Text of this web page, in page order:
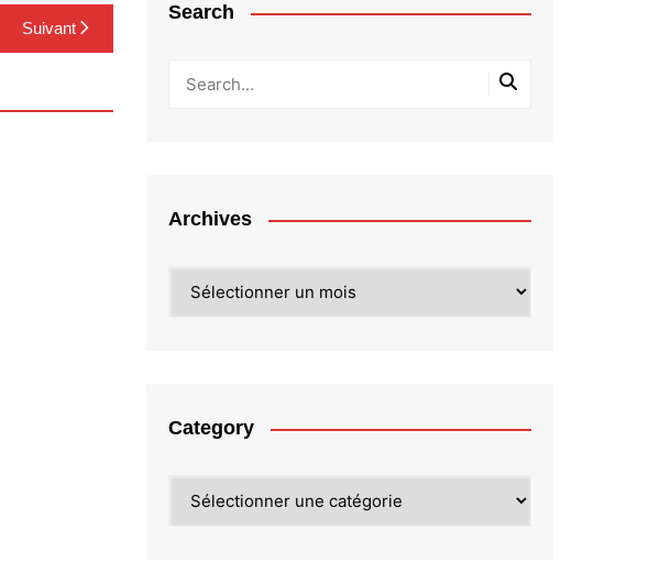
Suivant
Search
Archives
Category